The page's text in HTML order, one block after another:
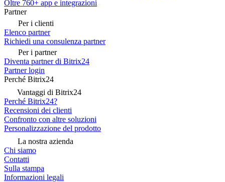
Oltre 760+ app e integrazioni
Partner
Per i clienti
Elenco partner
Richiedi una consulenza partner
Per i partner
Diventa partner di Bitrix24
Partner login
Perché Bitrix24
Vantaggi di Bitrix24
Perché Bitrix24?
Recensioni dei clienti
Confronto con altre soluzioni
Personalizzazione del prodotto
La nostra azienda
Chi siamo
Contatti
Sulla stampa
Informazioni legali